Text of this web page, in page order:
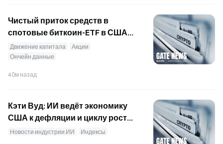
Чистый приток средств в
спотовые биткоин-ETF в США
за прошлую неделю составил
$853M — это максимум с
Движение капитала
Акции
Ончейн данные
40м назад
Кэти Вуд: ИИ ведёт экономику
США к дефляции и циклу роста
производительности
Новости индустрии ИИ Индексы